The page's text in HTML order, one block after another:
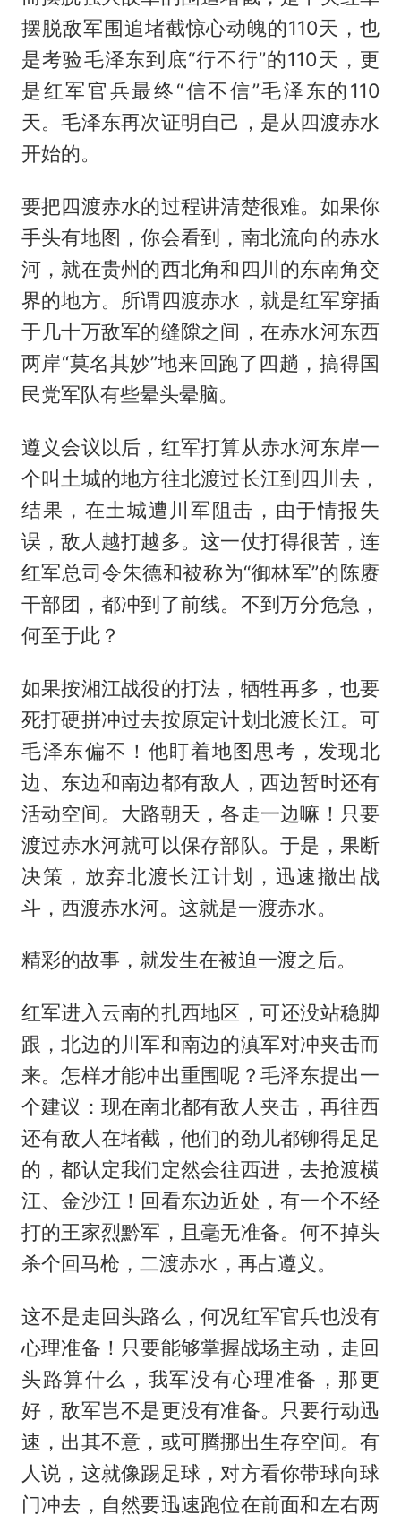
摆脱敌军围追堵截惊心动魄的110天，也
是考验毛泽东到底“行不行”的110天，更
是红军官兵最终“信不信”毛泽东的110
天。毛泽东再次证明自己，是从四渡赤水
开始的。
要把四渡赤水的过程讲清楚很难。如果你
手头有地图，你会看到，南北流向的赤水
河，就在贵州的西北角和四川的东南角交
界的地方。所谓四渡赤水，就是红军穿插
于几十万敌军的缝隙之间，在赤水河东西
两岸“莫名其妙”地来回跑了四趟，搞得国
民党军队有些晕头晕脑。
遵义会议以后，红军打算从赤水河东岸一
个叫土城的地方往北渡过长江到四川去，
结果，在土城遭川军阻击，由于情报失
误，敌人越打越多。这一仗打得很苦，连
红军总司令朱德和被称为“御林军”的陈赓
干部团，都冲到了前线。不到万分危急，
何至于此？
如果按湘江战役的打法，牺牲再多，也要
死打硬拼冲过去按原定计划北渡长江。可
毛泽东偏不！他盯着地图思考，发现北
边、东边和南边都有敌人，西边暂时还有
活动空间。大路朝天，各走一边嘛！只要
渡过赤水河就可以保存部队。于是，果断
决策，放弃北渡长江计划，迅速撤出战
斗，西渡赤水河。这就是一渡赤水。
精彩的故事，就发生在被迫一渡之后。
红军进入云南的扎西地区，可还没站稳脚
跟，北边的川军和南边的滇军对冲夹击而
来。怎样才能冲出重围呢？毛泽东提出一
个建议：现在南北都有敌人夹击，再往西
还有敌人在堵截，他们的劲儿都铆得足足
的，都认定我们定然会往西进，去抢渡横
江、金沙江！回看东边近处，有一个不经
打的王家烈黔军，且毫无准备。何不掉头
杀个回马枪，二渡赤水，再占遵义。
这不是走回头路么，何况红军官兵也没有
心理准备！只要能够掌握战场主动，走回
头路算什么，我军没有心理准备，那更
好，敌军岂不是更没有准备。只要行动迅
速，出其不意，或可腾挪出生存空间。有
人说，这就像踢足球，对方看你带球向球
门冲去，自然要迅速跑位在前面和左右两